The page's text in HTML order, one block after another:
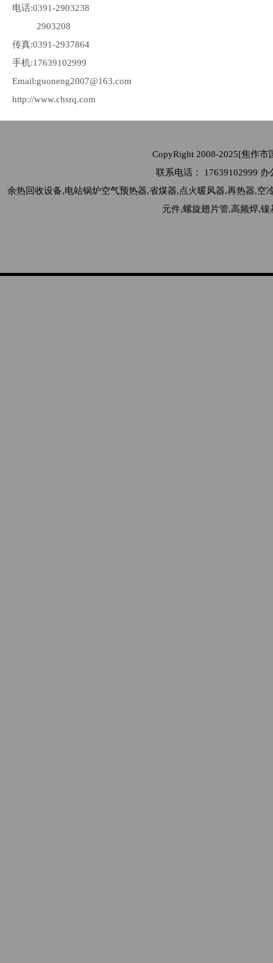
电话:0391-2903238
2903208
传真:0391-2937864
手机:17639102999
Email:guoneng2007@163.com
http://www.chsrq.com
CopyRight 2008-2025[焦作
联系电话： 17639102999
余热回收设备,电站锅炉空气预热器,省煤器,点火暖风器,再热器,
元件,螺旋翅片管,高频焊,